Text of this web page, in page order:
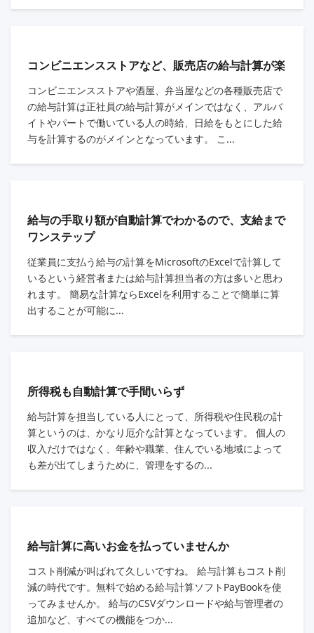
コンビニエンスストアなど、販売店の給与計算が楽
コンビニエンスストアや酒屋、弁当屋などの各種販売店で
の給与計算は正社員の給与計算がメインではなく、アルバ
イトやパートで働いている人の時給、日給をもとにした給
与を計算するのがメインとなっています。 こ...
給与の手取り額が自動計算でわかるので、支給まで
ワンステップ
従業員に支払う給与の計算をMicrosoftのExcelで計算して
いるという経営者または給与計算担当者の方は多いと思わ
れます。 簡易な計算ならExcelを利用することで簡単に算
出することが可能に...
所得税も自動計算で手間いらず
給与計算を担当している人にとって、所得税や住民税の計
算というのは、かなり厄介な計算となっています。 個人の
収入だけではなく、年齢や職業、住んでいる地域によって
も差が出てしまうために、管理をするの...
給与計算に高いお金を払っていませんか
コスト削減が叫ばれて久しいですね。 給与計算もコスト削
減の時代です。無料で始める給与計算ソフトPayBookを使
ってみませんか。 給与のCSVダウンロードや給与管理者の
追加など、すべての機能をつか...